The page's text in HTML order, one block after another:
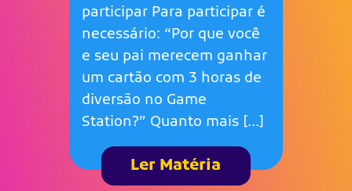
participar Para participar é
necessário: “Por que você
e seu pai merecem ganhar
um cartão com 3 horas de
diversão no Game
Station?” Quanto mais […]
Ler Matéria